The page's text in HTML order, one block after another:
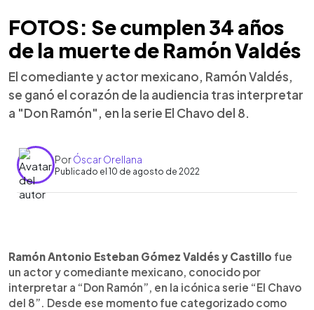
FOTOS: Se cumplen 34 años
de la muerte de Ramón Valdés
El comediante y actor mexicano, Ramón Valdés,
se ganó el corazón de la audiencia tras interpretar
a "Don Ramón", en la serie El Chavo del 8.
PorÓscar Orellana
Publicado el 10 de agosto de 2022
► Escuchar artículo
Ramón Antonio Esteban Gómez Valdés y Castillo fue
un actor y comediante mexicano, conocido por
interpretar a “Don Ramón”, en la icónica serie “El Chavo
del 8”. Desde ese momento fue categorizado como